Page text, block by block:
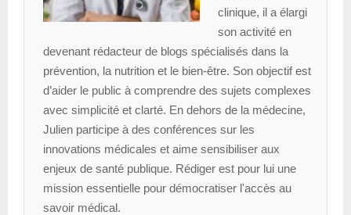
clinique, il a élargi
son activité en
devenant rédacteur de blogs spécialisés dans la
prévention, la nutrition et le bien-être. Son objectif est
d’aider le public à comprendre des sujets complexes
avec simplicité et clarté. En dehors de la médecine,
Julien participe à des conférences sur les
innovations médicales et aime sensibiliser aux
enjeux de santé publique. Rédiger est pour lui une
mission essentielle pour démocratiser l'accès au
savoir médical.